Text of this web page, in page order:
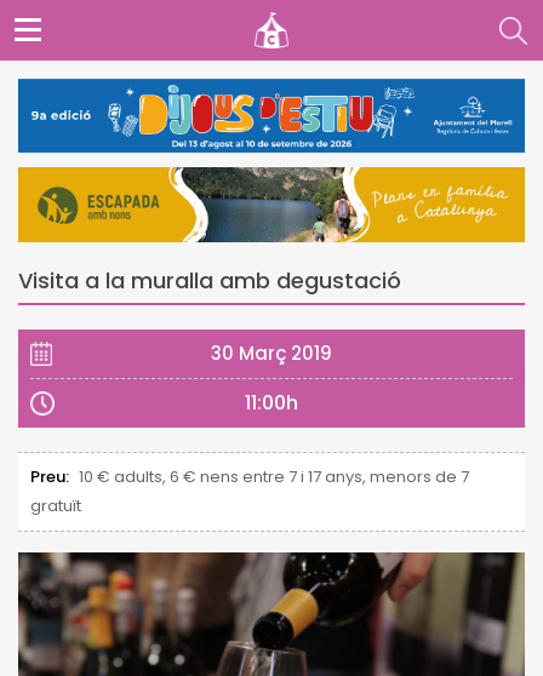
Visita a la muralla amb degustació
30 Març 2019
11:00h
Preu: 10 € adults, 6 € nens entre 7 i 17 anys, menors de 7
gratuït